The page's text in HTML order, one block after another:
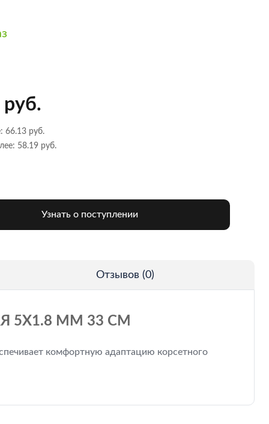
66.13 руб.
58.19 руб.
Узнать о поступлении
Отзывов (0)
5Х1.8 ММ 33 СМ
комфортную адаптацию корсетного